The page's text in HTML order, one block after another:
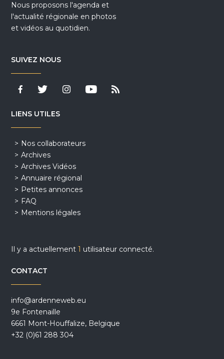
Nous proposons l'agenda et
l'actualité régionale en photos
et vidéos au quotidien.
SUIVEZ NOUS
LIENS UTILES
Nos collaborateurs
Archives
Archives Vidéos
Annuaire régional
Petites annonces
FAQ
Mentions légales
Il y a actuellement1 utilisateur connecté.
CONTACT
info@ardenneweb.eu
9e Fontenaille
6661 Mont-Houffalize, Belgique
+32 (0)61 288 304